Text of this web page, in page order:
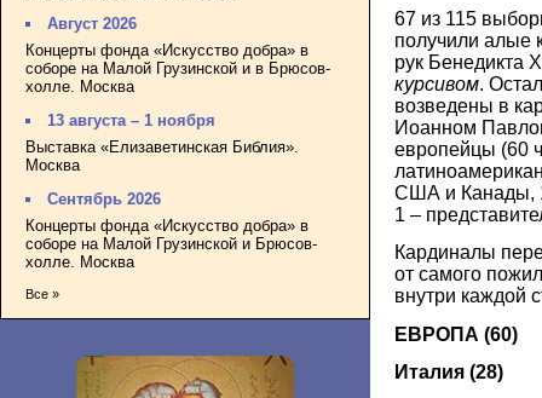
Август 2026
Концерты фонда «Искусство добра» в
соборе на Малой Грузинской и в Брюсов-
холле. Москва
13 августа – 1 ноября
Выставка «Елизаветинская Библия».
Москва
Сентябрь 2026
Концерты фонда «Искусство добра» в
соборе на Малой Грузинской и Брюсов-
холле. Москва
Все »
67 из 115
получили алые
рук Бенедикта
курсивом.
возведены в
Иоанном
европейцы (60
США и Канады,
1 –
Кардиналы
от самого
внутри каждой
ЕВРОПА (60)
Италия (28)